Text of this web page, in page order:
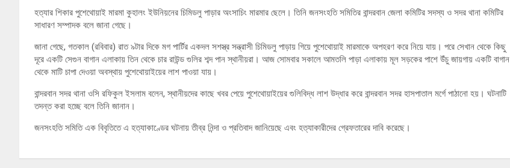
হত্যার শিকার পুশেথোয়াই মারমা কুহালং ইউনিয়নের চিমিডলু পাড়ার অংসাচিং মারমার ছেলে। তিনি জনসংহতি সমিতির বান্দরবান জেলা কমিটির সদস্য ও সদর থানা কমিটির
সাধারণ সম্পাদক বলে জানা গেছে।
জানা গেছে, গতকাল (রবিবার) রাত ৯টার দিকে মগ পার্টির একদল সশস্ত্র সন্ত্রাসী চিমিডলু পাড়ায় গিয়ে পুশেথোয়াই মারমাকে অপহরণ করে নিয়ে যায়। পরে সেখান থেকে কিছু
দূরে একটি সেগুন বাগান এলাকায় তিন থেকে চার রাউন্ড গুলির শব্দ পান স্থানীয়রা। আজ সোমবার সকালে আমতলি পাড়া এলাকায় মূল সড়কের পাশে উঁচু জায়গায় একটি বাগান
থেকে মাটি চাপা দেওয়া অবস্থায় পুশেথোয়াইয়ের লাশ পাওয়া যায়।
বান্দরবান সদর থানা ওসি রফিকুল ইসলাম বলেন, স্থানীয়দের কাছে খবর পেয়ে পুশেথোয়াইয়ের গুলিবিদ্ধ লাশ উদ্ধার করে বান্দরবান সদর হাসপাতাল মর্গে পাঠানো হয়। ঘটনাটি
তদন্ত করা হচ্ছে বলে তিনি জানান।
জনসংহতি সমিতি এক বিবৃতিতে এ হত্যাকাণ্ডের ঘটনায় তীব্র নিন্দা ও প্রতিবাদ জানিয়েছে এবং হত্যাকারীদের গ্রেফতারের দাবি করেছে।